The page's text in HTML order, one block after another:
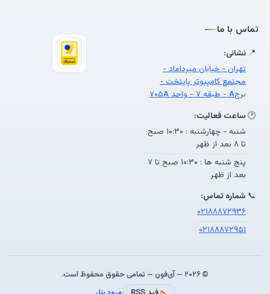
تماس با ما
📍 نشانی:
تهران - خیابان میرداماد -
مجتمع کامپیوتر پایتخت -
برجA - طبقه ۷ - واحد ۷۰۵A
🕐 ساعت فعالیت:
شنبه - چهارشنبه : ۱۰:۳۰ صبح
تا ۸ بعد از ظهر
پنج شنبه ها : ۱۰:۳۰ صبح تا ۷
بعد از ظهر
📞 شماره تماس:
۰۲۱۸۸۸۷۲۹۳۶
۰۲۱۸۸۸۷۲۹۵۱
© ۲۰۲۶ — آی‌فون — تمامی حقوق محفوظ است.